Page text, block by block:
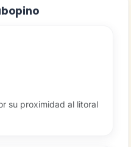
su proximidad al litoral